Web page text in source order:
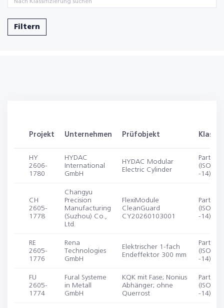
Filtern
Projekt Unternehmen Prüfobjekt
HY
2606-
1780
HYDAC
International
GmbH
HYDAC Modular
Electric Cylinder
(ISO
-14)
CH
2605-
1778
Changyu
Precision
Manufacturing
(Suzhou) Co.,
Ltd.
FlexiModule
CleanGuard
CY20260103001
(ISO
-14)
RE
2605-
1776
Rena
Technologies
GmbH
Elektrischer 1-fach
Endeffektor 300 mm
(ISO
-14)
FU
2605-
1774
Fural Systeme
in Metall
GmbH
KQK mit Fase; Nonius
Abhänger; ohne
Querrost
(ISO
-14)